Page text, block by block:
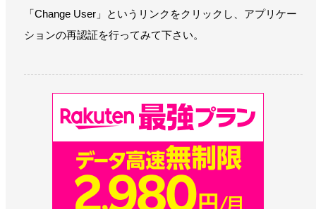
「Change User」というリンクをクリックし、アプリケー
ションの再認証を行ってみて下さい。